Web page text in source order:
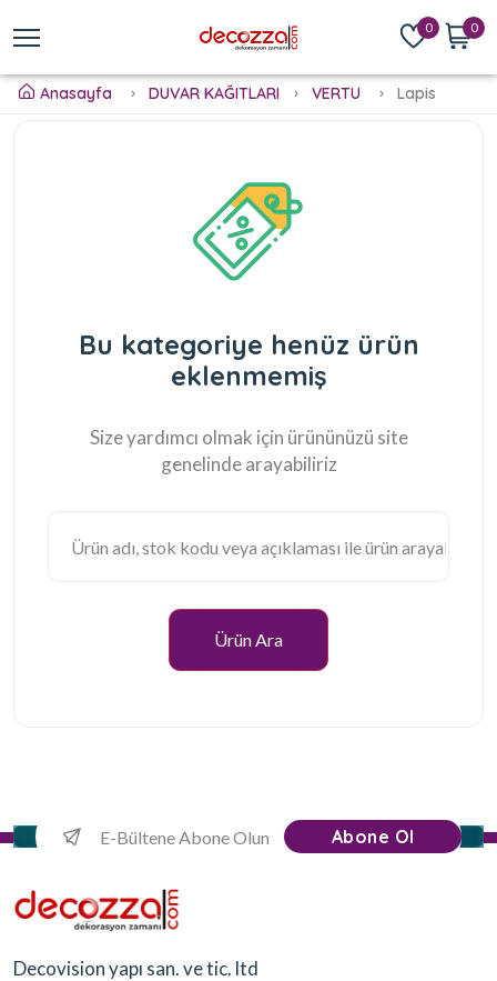
0 0
Anasayfa DUVAR KAĞITLARI VERTU Lapis
Bu kategoriye henüz ürün
eklenmemiş
Size yardımcı olmak için ürününüzü site
genelinde arayabiliriz
Ürün Ara
Abone Ol
Decovision yapı san. ve tic. ltd